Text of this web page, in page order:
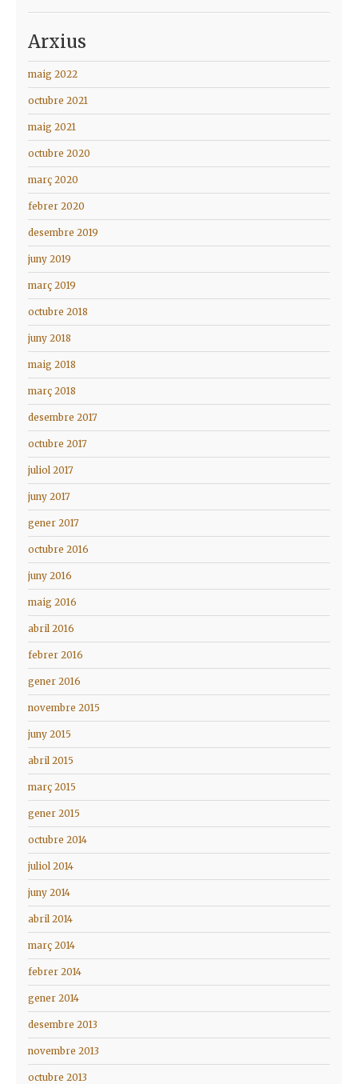
Arxius
maig 2022
octubre 2021
maig 2021
octubre 2020
març 2020
febrer 2020
desembre 2019
juny 2019
març 2019
octubre 2018
juny 2018
maig 2018
març 2018
desembre 2017
octubre 2017
juliol 2017
juny 2017
gener 2017
octubre 2016
juny 2016
maig 2016
abril 2016
febrer 2016
gener 2016
novembre 2015
juny 2015
abril 2015
març 2015
gener 2015
octubre 2014
juliol 2014
juny 2014
abril 2014
març 2014
febrer 2014
gener 2014
desembre 2013
novembre 2013
octubre 2013